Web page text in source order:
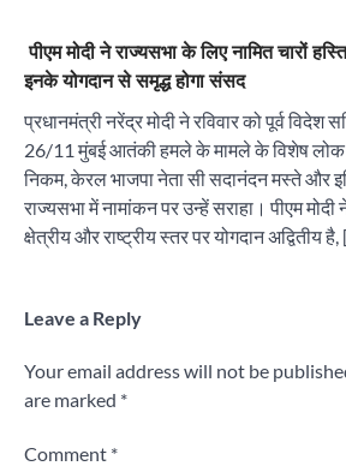
पीएम मोदी ने राज्यसभा के लिए नामित चारों
इनके योगदान से समृद्ध होगा संसद
प्रधानमंत्री नरेंद्र मोदी ने रविवार को पूर्व विदेश
26/11 मुंबई आतंकी हमले के मामले के विशेष
निकम, केरल भाजपा नेता सी सदानंदन मस्ते और
राज्यसभा में नामांकन पर उन्हें सराहा। पीएम मोदी
क्षेत्रीय और राष्ट्रीय स्तर पर योगदान अद्वितीय
Leave a Reply
Your email address will not be
are marked *
Comment *